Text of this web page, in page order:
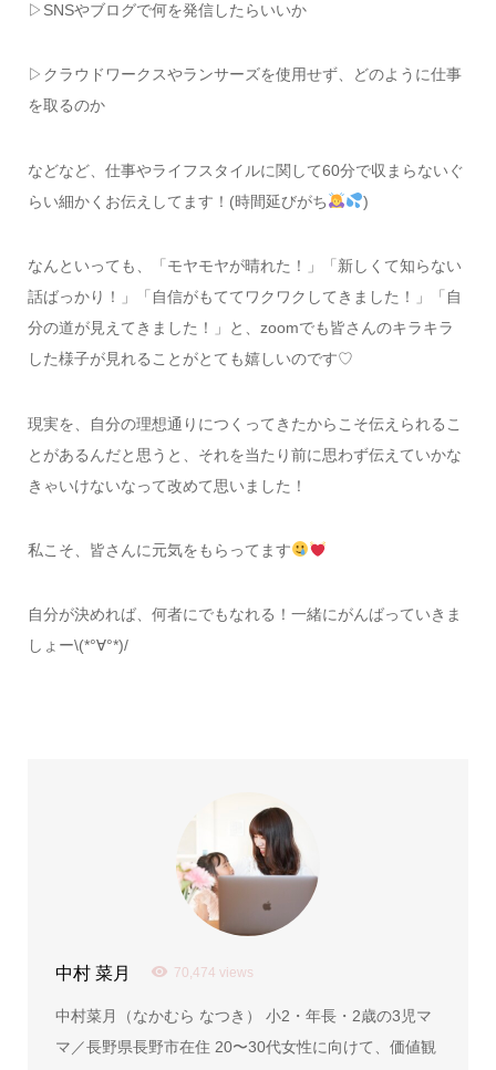
▷SNSやブログで何を発信したらいいか
▷クラウドワークスやランサーズを使用せず、どのように仕事
を取るのか
などなど、仕事やライフスタイルに関して60分で収まらないぐ
らい細かくお伝えしてます！(時間延びがち
)
なんといっても、「モヤモヤが晴れた！」「新しくて知らない
話ばっかり！」「自信がもててワクワクしてきました！」「自
分の道が見えてきました！」と、zoomでも皆さんのキラキラ
した様子が見れることがとても嬉しいのです♡
現実を、自分の理想通りにつくってきたからこそ伝えられるこ
とがあるんだと思うと、それを当たり前に思わず伝えていかな
きゃいけないなって改めて思いました！
私こそ、皆さんに元気をもらってます
自分が決めれば、何者にでもなれる！一緒にがんばっていきま
しょー\(*°∀°*)/
中村 菜月 70,474 views
中村菜月（なかむら なつき） 小2・年長・2歳の3児マ
マ／長野県長野市在住 20〜30代女性に向けて、価値観